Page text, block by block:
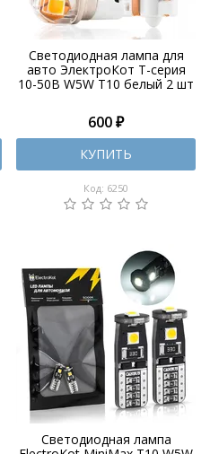
Светодиодная лампа для
авто ЭлектроКот Т-серия
10-50В W5W T10 белый 2 шт
600 ₽
КУПИТЬ
Код: 6250
Светодиодная лампа